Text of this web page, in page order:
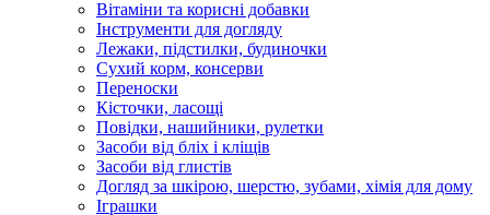
Вітаміни та корисні добавки
Інструменти для догляду
Лежаки, підстилки, будиночки
Сухий корм, консерви
Переноски
Кісточки, ласощі
Повідки, нашийники, рулетки
Засоби від бліх і кліщів
Засоби від глистів
Догляд за шкірою, шерстю, зубами, хімія для дому
Іграшки